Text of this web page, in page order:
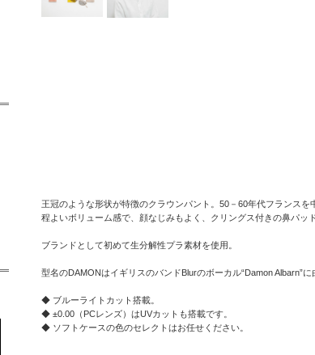
王冠のような形状が特徴のクラウンパント。50－60年代フランスを
程よいボリューム感で、顔なじみもよく、クリングス付きの鼻パッ
ブランドとして初めて生分解性プラ素材を使用。
型名のDAMONはイギリスのバンドBlurのボーカル“Damon Albarn”に
◆ ブルーライトカット搭載。
◆ ±0.00（PCレンズ）はUVカットも搭載です。
◆ ソフトケースの色のセレクトはお任せください。